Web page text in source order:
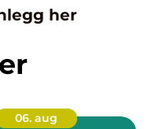
her
06. aug